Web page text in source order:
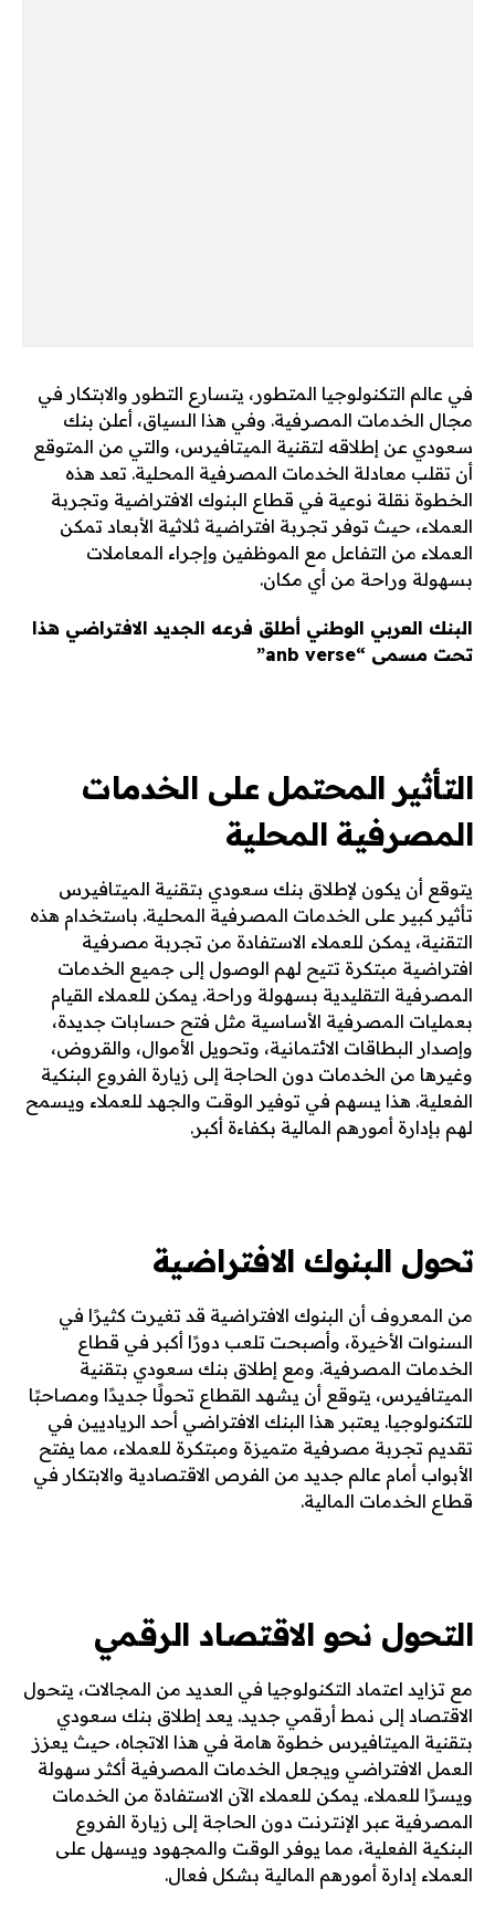
في عالم التكنولوجيا المتطور، يتسارع التطور والابتكار في
مجال الخدمات المصرفية. وفي هذا السياق، أعلن بنك
سعودي عن إطلاقه لتقنية الميتافيرس، والتي من المتوقع
أن تقلب معادلة الخدمات المصرفية المحلية. تعد هذه
الخطوة نقلة نوعية في قطاع البنوك الافتراضية وتجربة
العملاء، حيث توفر تجربة افتراضية ثلاثية الأبعاد تمكن
العملاء من التفاعل مع الموظفين وإجراء المعاملات
بسهولة وراحة من أي مكان.
البنك العربي الوطني أطلق فرعه الجديد الافتراضي هذا
تحت مسمى “‏anb verse”
التأثير المحتمل على الخدمات
المصرفية المحلية
يتوقع أن يكون لإطلاق بنك سعودي بتقنية الميتافيرس
تأثير كبير على الخدمات المصرفية المحلية. باستخدام هذه
التقنية، يمكن للعملاء الاستفادة من تجربة مصرفية
افتراضية مبتكرة تتيح لهم الوصول إلى جميع الخدمات
المصرفية التقليدية بسهولة وراحة. يمكن للعملاء القيام
بعمليات المصرفية الأساسية مثل فتح حسابات جديدة،
وإصدار البطاقات الائتمانية، وتحويل الأموال، والقروض،
وغيرها من الخدمات دون الحاجة إلى زيارة الفروع البنكية
الفعلية. هذا يسهم في توفير الوقت والجهد للعملاء ويسمح
لهم بإدارة أمورهم المالية بكفاءة أكبر.
تحول البنوك الافتراضية
من المعروف أن البنوك الافتراضية قد تغيرت كثيرًا في
السنوات الأخيرة، وأصبحت تلعب دورًا أكبر في قطاع
الخدمات المصرفية. ومع إطلاق بنك سعودي بتقنية
الميتافيرس، يتوقع أن يشهد القطاع تحولًا جديدًا ومصاحبًا
للتكنولوجيا. يعتبر هذا البنك الافتراضي أحد الرياديين في
تقديم تجربة مصرفية متميزة ومبتكرة للعملاء، مما يفتح
الأبواب أمام عالم جديد من الفرص الاقتصادية والابتكار في
قطاع الخدمات المالية.
التحول نحو الاقتصاد الرقمي
مع تزايد اعتماد التكنولوجيا في العديد من المجالات، يتحول
الاقتصاد إلى نمط أرقمي جديد. يعد إطلاق بنك سعودي
بتقنية الميتافيرس خطوة هامة في هذا الاتجاه، حيث يعزز
العمل الافتراضي ويجعل الخدمات المصرفية أكثر سهولة
ويسرًا للعملاء. يمكن للعملاء الآن الاستفادة من الخدمات
المصرفية عبر الإنترنت دون الحاجة إلى زيارة الفروع
البنكية الفعلية، مما يوفر الوقت والمجهود ويسهل على
العملاء إدارة أمورهم المالية بشكل فعال.